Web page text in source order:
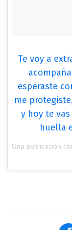
Te voy a
esperaste
me
y hoy te
huella
Una publicación